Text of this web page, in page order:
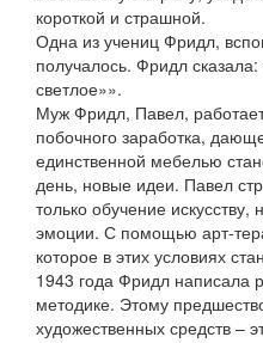
короткой и страшной.
Одна из учениц Фридл,
получалось. Фридл
светлое»».
Муж Фридл, Павел,
побочного заработка,
единственной мебелью
день, новые идеи. Павел
только обучение
эмоции. С помощью арт-
которое в этих условиях
1943 года Фридл написала
методике. Этому
художественных средств –